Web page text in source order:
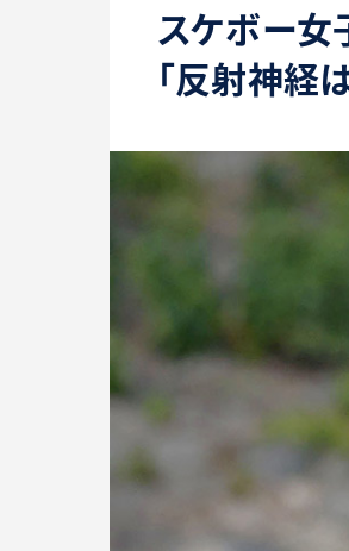
スケボー女
「反射神経